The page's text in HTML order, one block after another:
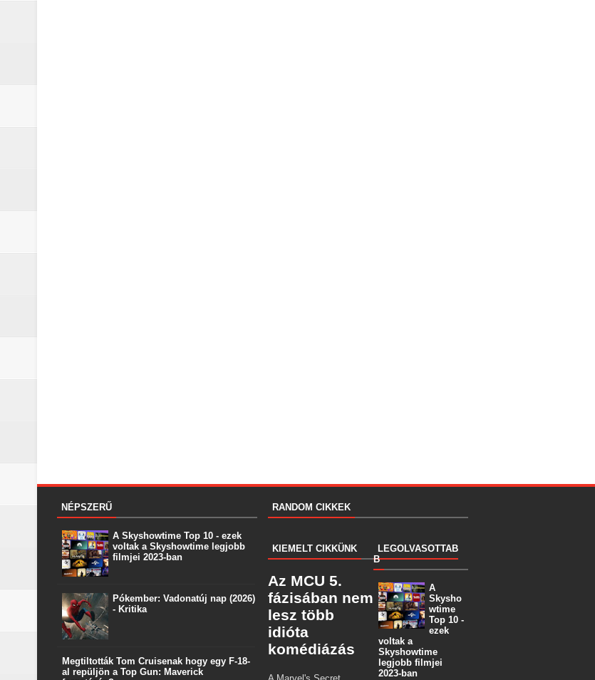
NÉPSZERŰ
A Skyshowtime Top 10 - ezek
voltak a Skyshowtime legjobb
filmjei 2023-ban
Pókember: Vadonatúj nap (2026)
- Kritika
Megtiltották Tom Cruisenak hogy egy F-18-
al repüljön a Top Gun: Maverick
RANDOM CIKKEK
LEGOLVASOTTAB
B
A
Skysho
wtime
Top 10 -
ezek
voltak a
Skyshowtime
legjobb filmjei
2023-ban
KIEMELT CIKKÜNK
Az MCU 5.
fázisában nem
lesz több
idióta
komédiázás